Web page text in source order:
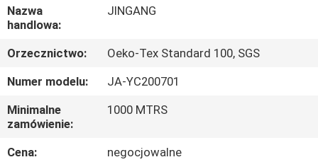
WYCIECZKA
PO
FABRYCE
KONTROLA
JAKOŚCI
Nazwa
handlowa:
JINGANG
Orzecznictwo:
Oeko-Tex Standard 100, SGS
Numer modelu:
JA-YC200701
Minimalne
zamówienie:
1000 MTRS
Cena:
negocjowalne